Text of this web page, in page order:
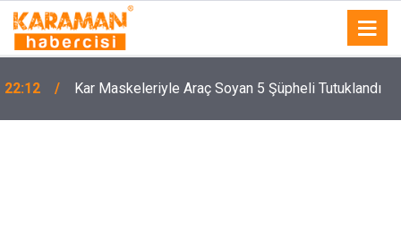
22:12 Kar Maskeleriyle Araç Soyan 5 Şüpheli Tutuklandı